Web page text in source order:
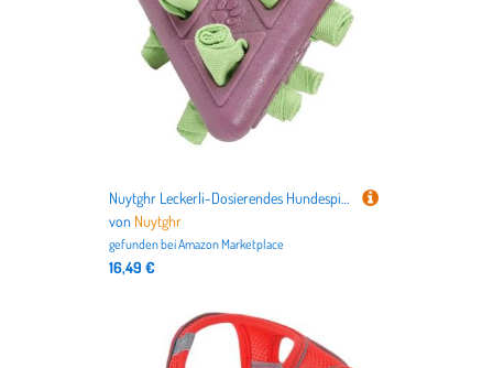
Nuytghr Leckerli-Dosierendes Hundespielzeug, Zahnreiniger, Pyramidenförmiges Puzzle, 13 x 12 x 12 cm, bissfestes Kauspielzeug, geeignet für kleine, mittelgroße und große Haustiere, interaktives
von Nuytghr
gefunden beiAmazon Marketplace
16,49 €